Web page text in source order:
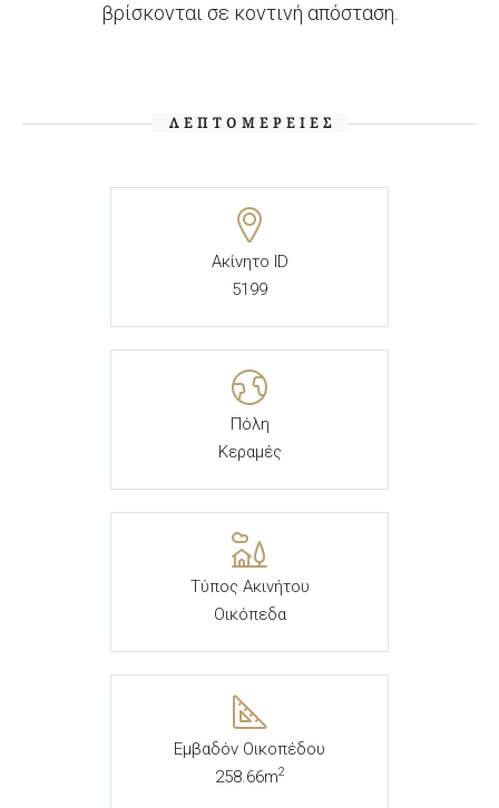
βρίσκονται σε κοντινή απόσταση.
ΛΕΠΤΟΜΈΡΕΙΕΣ
Ακίνητο ID
5199
Πόλη
Κεραμές
Τύπος Ακινήτου
Οικόπεδα
Εμβαδόν Οικοπέδου
258.66m2